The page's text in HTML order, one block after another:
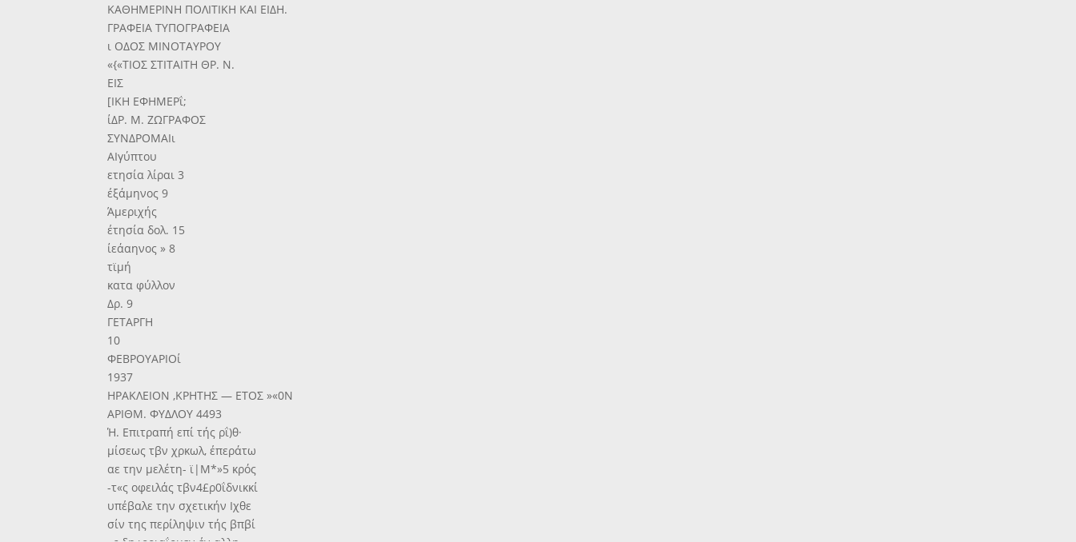
ΚΑΘΗΜΕΡΙΝΗ ΠΟΛΙΤΙΚΗ ΚΑΙ ΕΙΔΗ.
ΓΡΑΦΕΙΑ ΤΥΠΟΓΡΑΦΕΙΑ
ι ΟΔΟΣ ΜΙΝΟΤΑΥΡΟΥ
«{«ΤΙΟΣ ΣΤΙΤΑΙΤΗ ΘΡ. Ν.
ΕΙΣ
[ΙΚΗ ΕΦΗΜΕΡΐ;
ίΔΡ. Μ. ΖΩΓΡΑΦΟΣ
ΣΥΝΔΡΟΜΑΙι
ΑΙγύπτου
ετησία λίραι 3
έξάμηνος 9
Άμεριχής
έτησία δολ. 15
ίεάαηνος » 8
τϊμή
κατα φύλλον
Δρ. 9
ΓΕΤΑΡΓΗ
10
ΦΕΒΡΟΥΑΡΙΟί
1937
ΗΡΑΚΛΕΙΟΝ ,ΚΡΗΤΗΣ — ΕΤΟΣ »«0Ν
ΑΡΙΘΜ. ΦΥΔΛΟΥ 4493
Ή. Επιτραπή επί τής ρΐ)θ·
μίσεως τβν χρκωλ, έπεράτω
αε την μελέτη- ϊ|Μ*»5 κρός
-τ«ς οφειλάς τβν4£ρ0ΐδνικκί
υπέβαλε την σχετικήν Ιχθε
σίν της περίληψιν τής βπβί